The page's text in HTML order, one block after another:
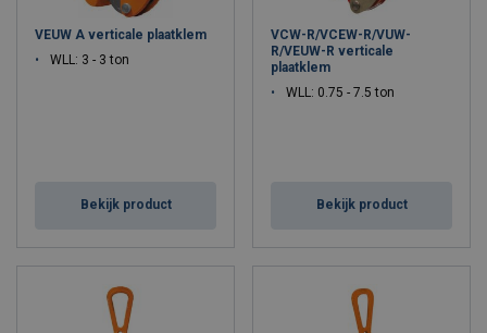
VEUW A verticale plaatklem
WLL: 3 - 3 ton
Bekijk product
VCW-R/VCEW-R/VUW-
R/VEUW-R verticale
plaatklem
WLL: 0.75 - 7.5 ton
Bekijk product